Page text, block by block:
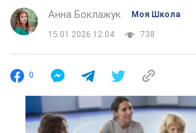
Анна Боклажук Моя Школа
15.01.2026 12:04 738
0